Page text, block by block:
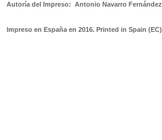
Autoría del Impreso: Antonio Navarro Fernández
Impreso en España en 2016. Printed in Spain (EC)